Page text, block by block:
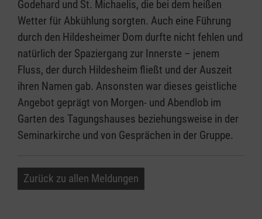
Godehard und St. Michaelis, die bei dem heißen
Wetter für Abkühlung sorgten. Auch eine Führung
durch den Hildesheimer Dom durfte nicht fehlen und
natürlich der Spaziergang zur Innerste – jenem
Fluss, der durch Hildesheim fließt und der Auszeit
ihren Namen gab. Ansonsten war dieses geistliche
Angebot geprägt von Morgen- und Abendlob im
Garten des Tagungshauses beziehungsweise in der
Seminarkirche und von Gesprächen in der Gruppe.
Zurück zu allen Meldungen